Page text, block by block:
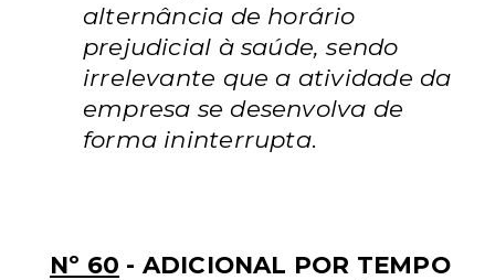
alternância de horário
prejudicial à saúde, sendo
irrelevante que a atividade da
empresa se desenvolva de
forma ininterrupta.
Nº 60 - ADICIONAL POR TEMPO